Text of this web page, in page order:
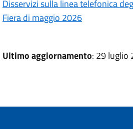
Disservizi sulla linea telefonica
Fiera di maggio 2026
Ultimo aggiornamento: 29 luglio